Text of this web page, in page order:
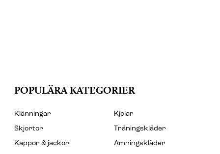
POPULÄRA KATEGORIER
Klänningar
Kjolar
Skjortor
Träningskläder
Kappor & jackor
Amningskläder